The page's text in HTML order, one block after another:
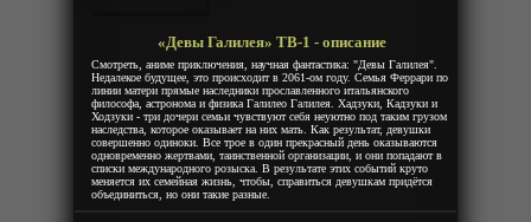
«Девы Галилея» ТВ-1 - описание
Смотреть, аниме приключения, научная фантастика: "Девы Галилея".
Недалекое будущее, это происходит в 2061-ом году. Семья Феррари по
линии матери прямые наследники прославленного итальянского
философа, астронома и физика Галилео Галилея. Хадзуки, Кадзуки и
Ходзуки - три дочери семьи чувствуют себя неуютно под таким грузом
наследства, которое оказывает на них мать. Как результат, девушки
совершенно одиноки. Все трое в один прекрасный день оказываются
одновременно жертвами, таинственной организации, и они попадают в
списки международного розыска. В результате этих событий круто
меняется их семейная жизнь, чтобы, справиться девушкам придётся
объединиться, но они такие разные.